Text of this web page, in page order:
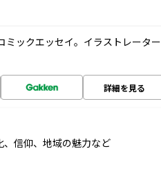
ミックエッセイ。イラストレーター
詳細を見る
信仰、地域の魅力など